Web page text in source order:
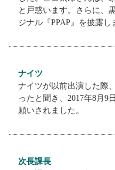
と戸惑います。さらに、
ジナル『PPAP』を披露し
ナイツ
ナイツが以前出演した際
ったと聞き、2017年8月9
願いされました。
次長課長